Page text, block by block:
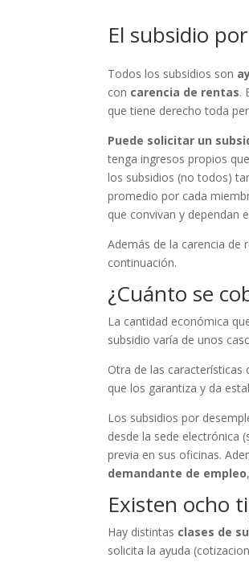
El subsidio
Todos los subsidios son
con carencia de rentas.
que tiene derecho toda
Puede solicitar un
tenga ingresos propios
los subsidios (no todos)
promedio por cada
que convivan y dependan
Además de la carencia de
continuación.
¿Cuánto se
La cantidad económica
subsidio varía de unos
Otra de las características
que los garantiza y da
Los subsidios por
desde la sede electrónica
previa en sus oficinas.
demandante de empleo
Existen ocho
Hay distintas clases de
solicita la ayuda